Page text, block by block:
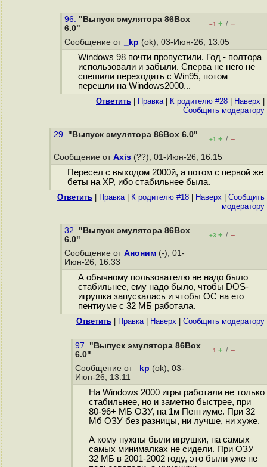
96. "Выпуск эмулятора 86Box
6.0"
–1 + / –
Сообщение от _kp (ok), 03-Июн-26, 13:05
Windows 98 почти пропустили. Год - полтора
использовали и забыли. Сперва не него не
спешили переходить с Win95, потом
перешли на Windows2000...
Ответить Правка| К родителю #28 Наверх
Cообщить модератору
29. "Выпуск эмулятора 86Box 6.0"
+1 + / –
Сообщение от Axis (??), 01-Июн-26, 16:15
Пересел с выходом 2000й, а потом с первой же
беты на XP, ибо стабильнее была.
Ответить Правка| К родителю #18 Наверх
Cообщить
модератору
32. "Выпуск эмулятора 86Box
6.0"
+3 + / –
Сообщение от Аноним (-), 01-
Июн-26, 16:33
А обычному пользователю не надо было
стабильнее, ему надо было, чтобы DOS-
игрушка запускалась и чтобы ОС на его
пентиуме с 32 МБ работала.
Ответить Правка| Наверх Cообщить модератору
97. "Выпуск эмулятора 86Box
6.0"
–1 + / –
Сообщение от _kp (ok), 03-
Июн-26, 13:11
На Windows 2000 игры работали не только
стабильнее, но и заметно быстрее, при
80-96+ МБ ОЗУ, на 1м Пентиуме. При 32
Мб ОЗУ без разницы, ни лучше, ни хуже.
А кому нужны были игрушки, на самых
самых минималках не сидели. При ОЗУ
32 МБ в 2001-2002 году, это были уже не